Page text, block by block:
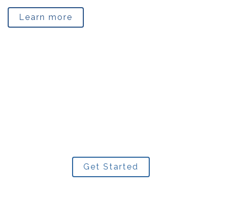
Learn more
Get Started